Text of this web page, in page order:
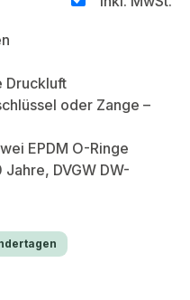
Druckluft
oder Zange –
EPDM O-Ringe
DVGW DW-